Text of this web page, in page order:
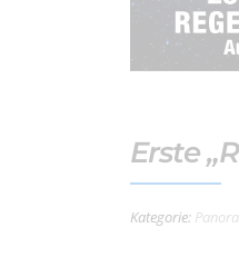
Erste
Kategorie: